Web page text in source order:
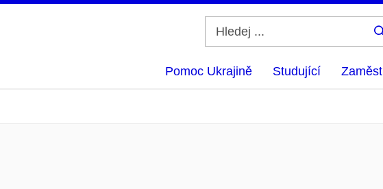
Pomoc Ukrajině Studující